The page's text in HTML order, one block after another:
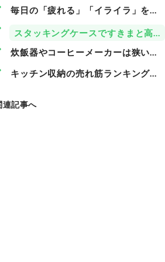
毎日の「疲れる」「イライラ」を部
スタッキングケースですきまと高
炊飯器やコーヒーメーカーは狭いキ
キッチン収納の売れ筋ランキングも
連記事へ